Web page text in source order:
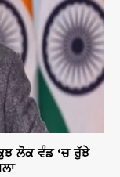
ਲੋਕ ਵੰਡ ‘ਚ ਰੁੱਝੇ